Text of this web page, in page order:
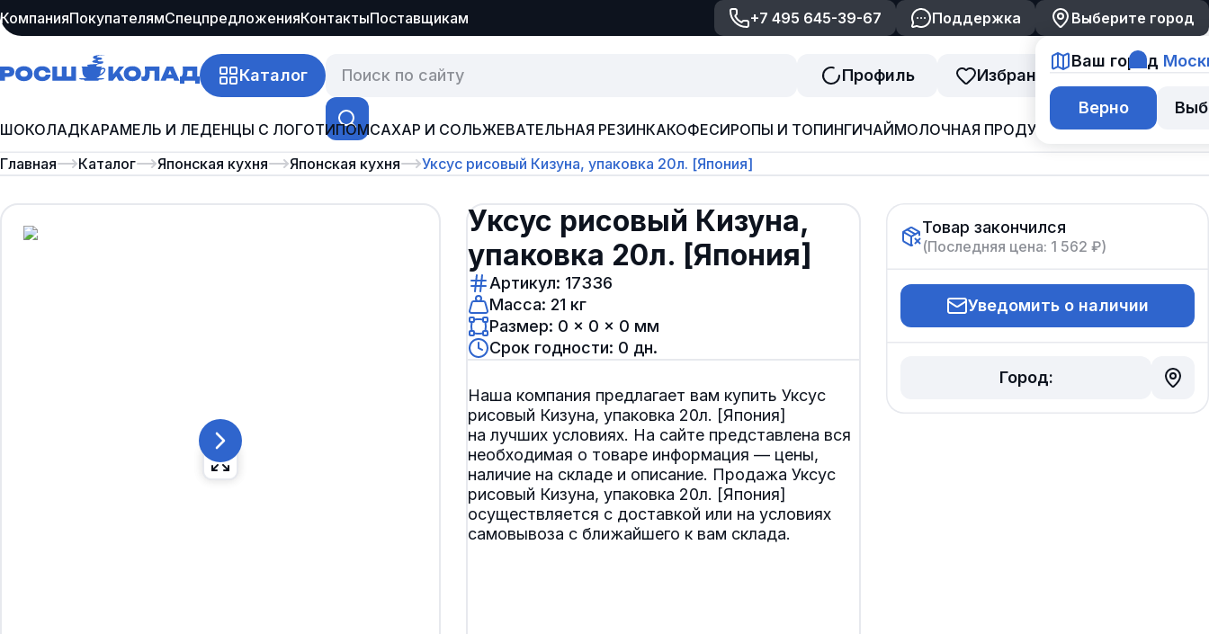
КомпанияПокупателямСпецпредложенияКонтактыПоставщикам +7 495 645-39-67 Поддержка Выберите город
Ваш город
Верно
Каталог Профиль Избранное Корзина
ШОКОЛАДКАРАМЕЛЬ И ЛЕДЕНЦЫ С ЛОГОТИПОМСАХАР И СОЛЬЖЕВАТЕЛЬНАЯ РЕЗИНКАКОФЕСИРОПЫ И ТОПИНГИЧАЙМОЛОЧНАЯ ПРОДУКЦИЯДЖЕМ И
Главная
Каталог Японская кухня Японская кухня Уксус рисовый Кизуна, упаковка 20л. [Япония]
Уксус рисовый Кизуна,
упаковка 20л. [Япония]
Артикул: 17336
Масса: 21 кг
Размер: 0 × 0 × 0 мм
Срок годности: 0 дн.
Наша компания предлагает вам купить Уксус
рисовый Кизуна, упаковка 20л. [Япония]
на лучших условиях. На сайте представлена вся
необходимая о товаре информация — цены,
наличие на складе и описание. Продажа Уксус
рисовый Кизуна, упаковка 20л. [Япония]
осуществляется с доставкой или на условиях
самовывоза с ближайшего к вам склада.
Товар закончился
(Последняя цена: 1 562 ₽)
Уведомить о наличии
Город: